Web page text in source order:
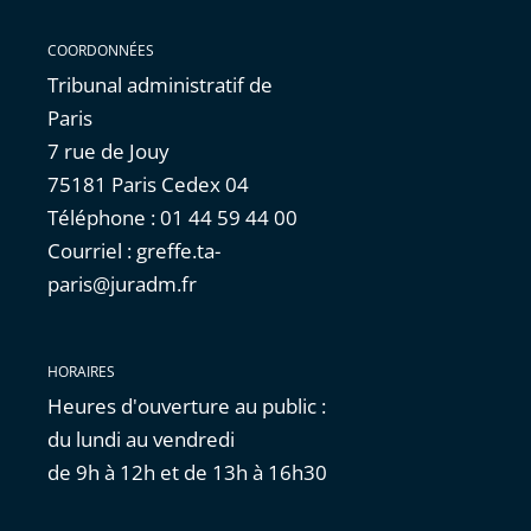
COORDONNÉES
Tribunal administratif de
Paris
7 rue de Jouy
75181 Paris Cedex 04
Téléphone : 01 44 59 44 00
Courriel : greffe.ta-
paris@juradm.fr
HORAIRES
Heures d'ouverture au public :
du lundi au vendredi
de 9h à 12h et de 13h à 16h30